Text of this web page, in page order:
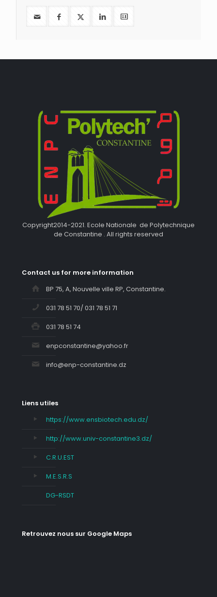
Copyright2014-2021. Ecole Nationale de Polytechnique
de Constantine . All rights reserved
Contact us for more information
BP 75, A, Nouvelle ville RP, Constantine.
031 78 51 70/ 031 78 51 71
031 78 51 74
enpconstantine@yahoo.fr
info@enp-constantine.dz
Liens utiles
https://www.ensbiotech.edu.dz/
http://www.univ-constantine3.dz/
C.R.U.EST
M.E.S.R.S
DG-RSDT
Retrouvez nous sur Google Maps